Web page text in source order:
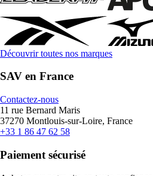
Découvrir toutes nos marques
SAV en France
Contactez-nous
11 rue Bernard Maris
37270 Montlouis-sur-Loire, France
+33 1 86 47 62 58
Paiement sécurisé